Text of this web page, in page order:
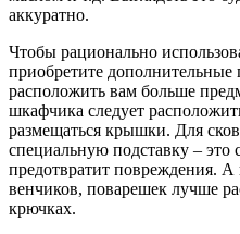
аккуратно.
Чтобы рационально
приобретите
расположить вам больше
шкафчика следует
размещаться крышки. Для
специальную подставку – это
предотвратит повреждения.
венчиков, поварешек лучше
крючках.